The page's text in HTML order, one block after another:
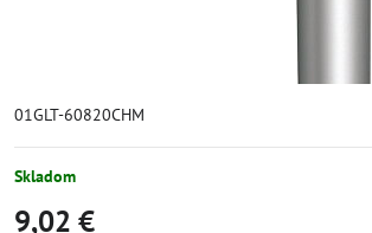
01GLT-60820CHM
Skladom
9,02 €